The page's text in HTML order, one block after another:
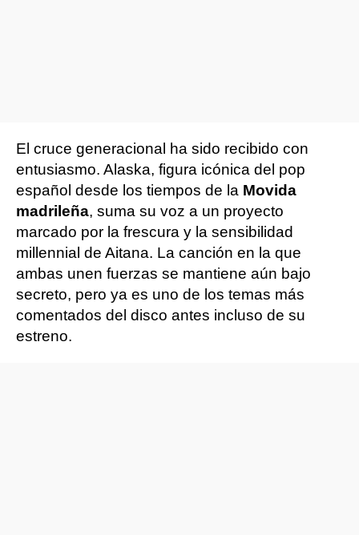
El cruce generacional ha sido recibido con
entusiasmo. Alaska, figura icónica del pop
español desde los tiempos de la Movida
madrileña, suma su voz a un proyecto
marcado por la frescura y la sensibilidad
millennial de Aitana. La canción en la que
ambas unen fuerzas se mantiene aún bajo
secreto, pero ya es uno de los temas más
comentados del disco antes incluso de su
estreno.